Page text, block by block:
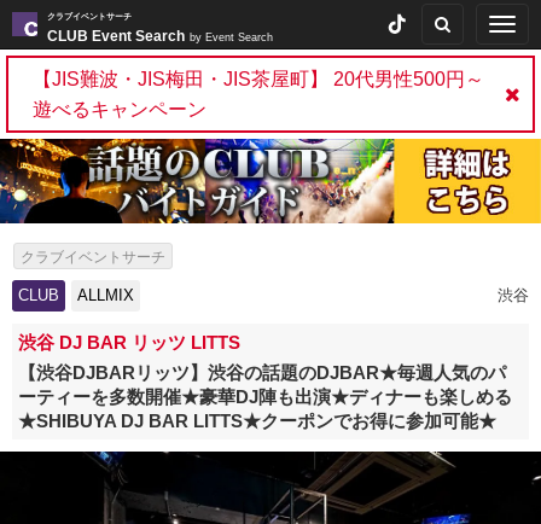
クラブイベントサーチ
CLUB Event Search by Event Search
【JIS難波・JIS梅田・JIS茶屋町】 20代男性500円～
遊べるキャンペーン
クラブイベントサーチ
CLUB ALLMIX 渋谷
渋谷 DJ BAR リッツ LITTS
【渋谷DJBARリッツ】渋谷の話題のDJBAR★毎週人気のパ
ーティーを多数開催★豪華DJ陣も出演★ディナーも楽しめる
★SHIBUYA DJ BAR LITTS★クーポンでお得に参加可能★